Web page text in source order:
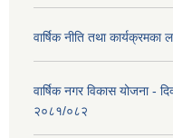
वार्षिक नीति तथा
वार्षिक नगर विकास योजना -
२०८१/०८२